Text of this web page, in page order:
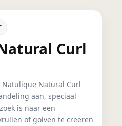
Curl
Natural Curl
aan, speciaal
is naar een
of golven te creëren